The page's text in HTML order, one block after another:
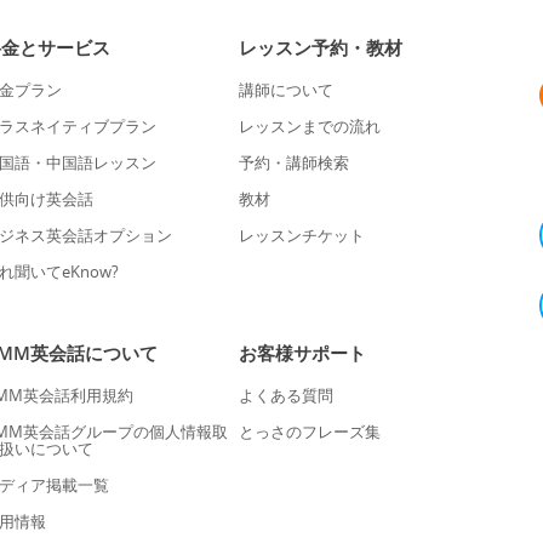
とサービス
プラン
スネイティブプラン
語・中国語レッスン
向け英会話
ネス英会話オプション
聞いてeKnow?
レッスン予約・教材
講師について
レッスンまでの流れ
予約・講師検索
教材
レッスンチケット
英会話について
英会話利用規約
英会話グループの個人情報取
いについて
ィア掲載一覧
情報
お客様サポート
よくある質問
とっさのフレーズ集